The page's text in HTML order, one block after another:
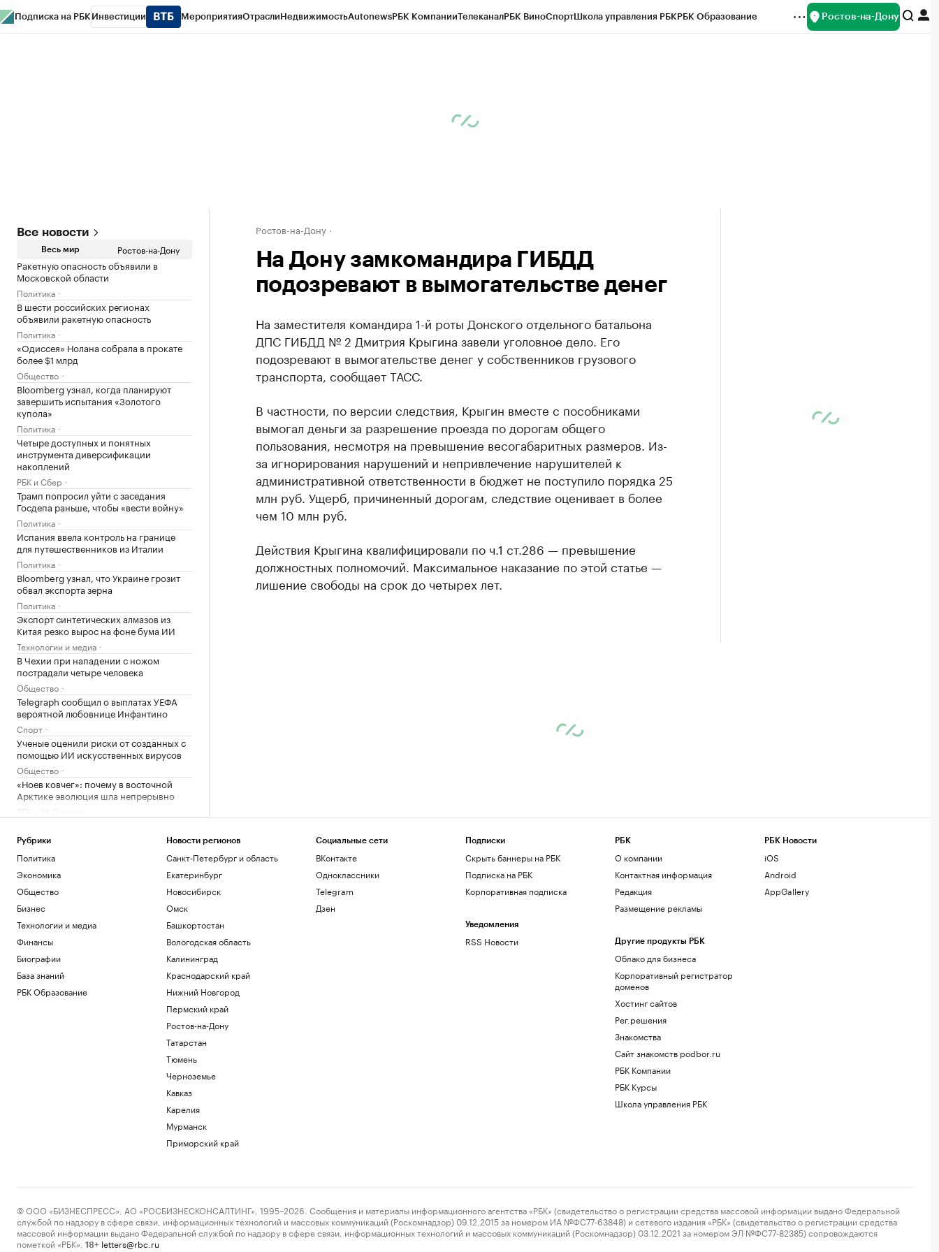
Подписка на РБК Инвестиции МероприятияОтраслиНедвижимостьAutonewsРБК КомпанииТелеканалРБК ВиноСпортШкола управления РБКРБК Образование Ростов-на-Дону
Все новости
Весь мир Ростов-на-Дону
Ракетную опасность объявили в
Московской области
Политика
В шести российских регионах
объявили ракетную опасность
Политика
«Одиссея» Нолана собрала в прокате
более $1 млрд
Общество
Bloomberg узнал, когда планируют
завершить испытания «Золотого
купола»
Политика
Четыре доступных и понятных
инструмента диверсификации
накоплений
РБК и Сбер
Трамп попросил уйти с заседания
Госдепа раньше, чтобы «вести войну»
Политика
Испания ввела контроль на границе
для путешественников из Италии
Политика
Bloomberg узнал, что Украине грозит
обвал экспорта зерна
Политика
Экспорт синтетических алмазов из
Китая резко вырос на фоне бума ИИ
Технологии и медиа
В Чехии при нападении с ножом
пострадали четыре человека
Общество
Telegraph сообщил о выплатах УЕФА
вероятной любовнице Инфантино
Спорт
Ученые оценили риски от созданных с
помощью ИИ искусственных вирусов
Общество
«Ноев ковчег»: почему в восточной
Арктике эволюция шла непрерывно
рупором пропаганды под эгидой ЦРУ
Технологии и медиа
Зеленский встретился с президентом
Сербии Вучичем
Политика
Как устроены приватные террасы в
квартирах «Серии плюс»
РБК и ПИК Серия плюс
Экс-президент Финляндии усомнился в
сценарии нападения России на НАТО
Политика
Глава «Эксмо» назвал книгу, которая
поможет стать «лучшей версией себя»
Мадьяр ответил на вопрос, останется
Росфинмониторинг рассказал, как
помог выявить криптомошенников в
Ростов-на-Дону
На Дону замкомандира ГИБДД
подозревают в вымогательстве денег
На заместителя командира 1-й роты Донского отдельного батальона
ДПС ГИБДД № 2 Дмитрия Крыгина завели уголовное дело. Его
подозревают в вымогательстве денег у собственников грузового
транспорта, сообщает ТАСС.
В частности, по версии следствия, Крыгин вместе с пособниками
вымогал деньги за разрешение проезда по дорогам общего
пользования, несмотря на превышение весогабаритных размеров. Из-
за игнорирования нарушений и непривлечение нарушителей к
административной ответственности в бюджет не поступило порядка 25
млн руб. Ущерб, причиненный дорогам, следствие оценивает в более
чем 10 млн руб.
Действия Крыгина квалифицировали по ч.1 ст.286 — превышение
должностных полномочий. Максимальное наказание по этой статье —
лишение свободы на срок до четырех лет.
Рубрики
Политика
Экономика
Общество
Бизнес
Технологии и медиа
Финансы
Биографии
База знаний
РБК Образование
Новости регионов
Санкт-Петербург и область
Екатеринбург
Новосибирск
Омск
Башкортостан
Вологодская область
Калининград
Краснодарский край
Нижний Новгород
Пермский край
Ростов-на-Дону
Татарстан
Тюмень
Черноземье
Кавказ
Карелия
Мурманск
Приморский край
Социальные сети
ВКонтакте
Одноклассники
Telegram
Дзен
Подписки
Скрыть баннеры на РБК
Подписка на РБК
Корпоративная подписка
Уведомления
RSS Новости
РБК
О компании
Контактная информация
Редакция
Размещение рекламы
Другие продукты РБК
Облако для бизнеса
Корпоративный регистратор
доменов
Хостинг сайтов
Рег.решения
Знакомства
Сайт знакомств podbor.ru
РБК Компании
РБК Курсы
Школа управления РБК
РБК Новости
iOS
Android
AppGallery
© ООО «БИЗНЕСПРЕСС», АО «РОСБИЗНЕСКОНСАЛТИНГ», 1995–2026. Сообщения и материалы информационного агентства «РБК» (свидетельство о регистрации средства массовой информации выдано Федеральной
службой по надзору в сфере связи, информационных технологий и массовых коммуникаций (Роскомнадзор) 09.12.2015 за номером ИА №ФС77-63848) и сетевого издания «РБК» (свидетельство о регистрации средства
массовой информации выдано Федеральной службой по надзору в сфере связи, информационных технологий и массовых коммуникаций (Роскомнадзор) 03.12.2021 за номером ЭЛ №ФС77-82385) сопровождаются
пометкой «РБК».
18+ letters@rbc.ru